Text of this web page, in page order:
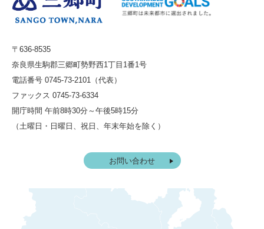
〒636-8535
奈良県生駒郡三郷町勢野西1丁目1番1号
電話番号 0745-73-2101（代表）
ファックス 0745-73-6334
開庁時間 午前8時30分～午後5時15分
（土曜日・日曜日、祝日、年末年始を除く）
お問い合わせ